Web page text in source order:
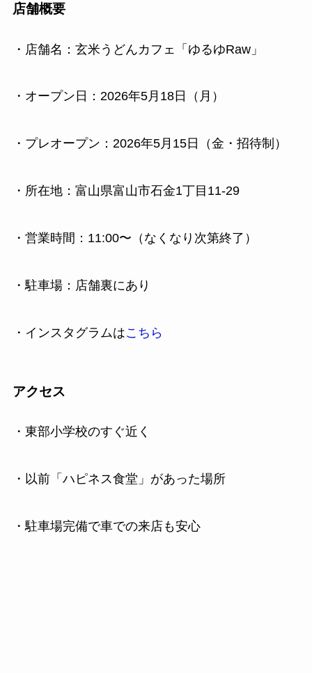
店舗概要
・店舗名：玄米うどんカフェ「ゆるゆRaw」
・オープン日：2026年5月18日（月）
・プレオープン：2026年5月15日（金・招待制）
・所在地：富山県富山市石金1丁目11-29
・営業時間：11:00〜（なくなり次第終了）
・駐車場：店舗裏にあり
・インスタグラムはこちら
アクセス
・東部小学校のすぐ近く
・以前「ハピネス食堂」があった場所
・駐車場完備で車での来店も安心